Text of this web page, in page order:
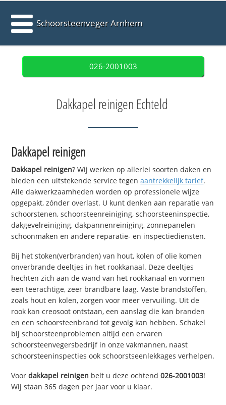
Schoorsteenveger Arnhem
026-2001003
Dakkapel reinigen Echteld
Dakkapel reinigen
Dakkapel reinigen? Wij werken op allerlei soorten daken en
bieden een uitstekende service tegenaantrekkelijk tarief.
Alle dakwerkzaamheden worden op professionele wijze
opgepakt, zónder overlast. U kunt denken aan reparatie van
schoorstenen, schoorsteenreiniging, schoorsteeninspectie,
dakgevelreiniging, dakpannenreiniging, zonnepanelen
schoonmaken en andere reparatie- en inspectiediensten.
Bij het stoken(verbranden) van hout, kolen of olie komen
onverbrande deeltjes in het rookkanaal. Deze deeltjes
hechten zich aan de wand van het rookkanaal en vormen
een teerachtige, zeer brandbare laag. Vaste brandstoffen,
zoals hout en kolen, zorgen voor meer vervuiling. Uit de
rook kan creosoot ontstaan, een aanslag die kan branden
en een schoorsteenbrand tot gevolg kan hebben. Schakel
bij schoorsteenproblemen altijd een ervaren
schoorsteenvegersbedrijf in onze vakmannen, naast
schoorsteeninspecties ook schoorstseenlekkages verhelpen.
Voordakkapel reinigen belt u deze ochtend026-2001003!
Wij staan 365 dagen per jaar voor u klaar.